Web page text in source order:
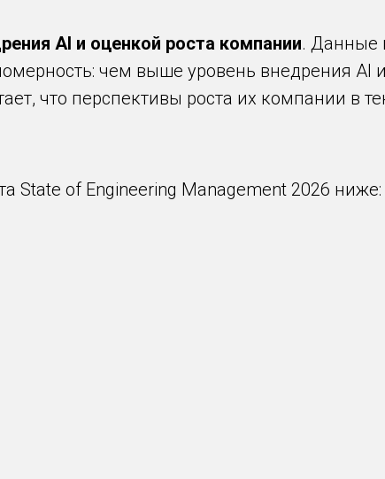
AI и оценкой роста компании. Данные
чем выше уровень внедрения AI
что перспективы роста их компании в
State of Engineering Management 2026 ниже: